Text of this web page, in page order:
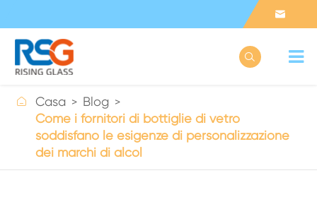


 Casa
Blog
Come i fornitori di bottiglie di vetro
soddisfano le esigenze di personalizzazione
dei marchi di alcol